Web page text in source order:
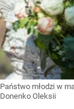
Państwo młodzi w
Donenko Oleksii